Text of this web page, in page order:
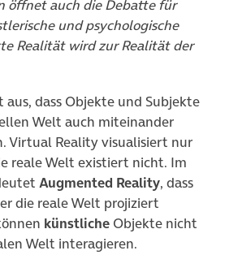
öffnet auch die Debatte für
und psychologische
Realität wird zur Realität der
aus, dass Objekte und Subjekte
Welt auch miteinander
Virtual Reality visualisiert nur
reale Welt existiert nicht. Im
Augmented Reality, dass
die reale Welt projiziert
künstliche Objekte nicht
Welt interagieren.